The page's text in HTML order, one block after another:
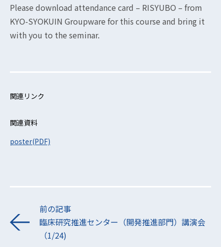
Please download attendance card – RISYUBO – from
KYO-SYOKUIN Groupware for this course and bring it
with you to the seminar.
関連リンク
関連資料
poster(PDF)
前の記事
臨床研究推進センター（開発推進部門）講演会
（1/24)